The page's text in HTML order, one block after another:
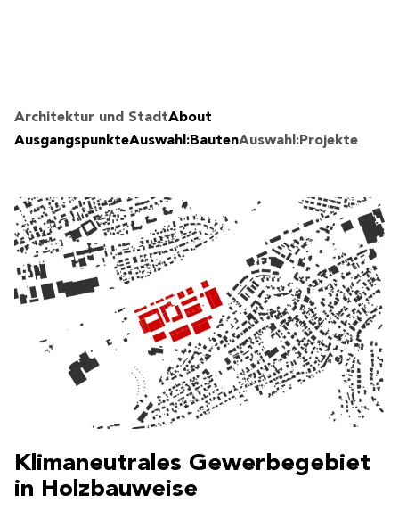
Architektur und StadtAbout
AusgangspunkteAuswahl:BautenAuswahl:Projekte
Klimaneutrales Gewerbegebiet
in Holzbauweise